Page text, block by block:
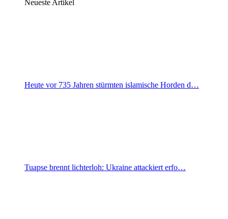
Neueste Artikel
Heute vor 735 Jahren stürmten islamische Horden d…
Tuapse brennt lichterloh: Ukraine attackiert erfo…